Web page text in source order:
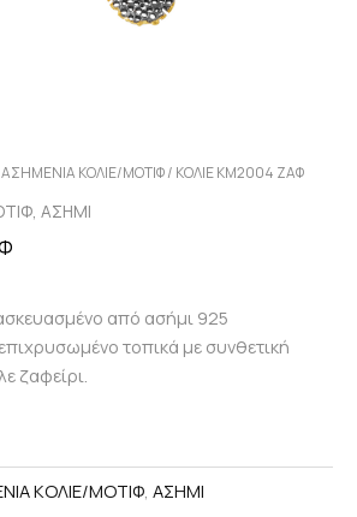
ΑΣΗΜΕΝΙΑ ΚΟΛΙΕ/ΜΟΤΙΦ/ ΚΟΛΙΕ KM2004 ΖΑΦ
, ΑΣΗΜΙ
από ασήμι 925
τοπικά με συνθετική
ζαφείρι.
ΚΟΛΙΕ/ΜΟΤΙΦ, ΑΣΗΜΙ